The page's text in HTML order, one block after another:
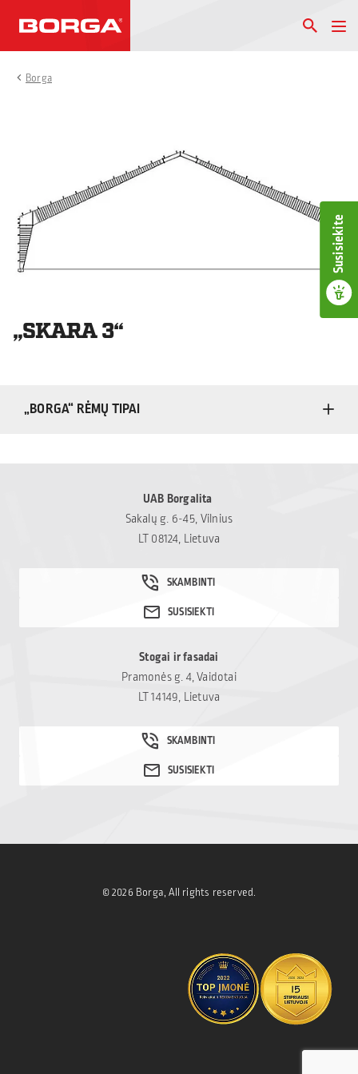
Susisiekite
Borga
„SKARA 3“
„BORGA“ RĖMŲ TIPAI
UAB Borgalita
Sakalų g. 6-45, Vilnius
LT 08124, Lietuva
Stogai ir fasadai
Pramonės g. 4, Vaidotai
LT 14149, Lietuva
© 2026 Borga, All rights reserved.